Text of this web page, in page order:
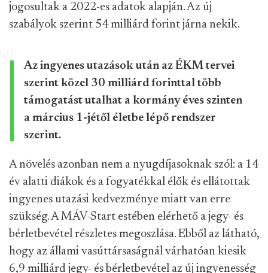
jogosultak a 2022-es adatok alapján. Az új
szabályok szerint 54 milliárd forint járna nekik.
Az ingyenes utazások után az ÉKM tervei
szerint közel 30 milliárd forinttal több
támogatást utalhat a kormány éves szinten
a március 1-jétől életbe lépő rendszer
szerint.
A növelés azonban nem a nyugdíjasoknak szól: a 14
év alatti diákok és a fogyatékkal élők és ellátottak
ingyenes utazási kedvezménye miatt van erre
szükség. A MÁV-Start estében elérhető a jegy- és
bérletbevétel részletes megoszlása. Ebből az látható,
hogy az állami vasúttársaságnál várhatóan kiesik
6,9 milliárd jegy- és bérletbevétel az új ingyenesség